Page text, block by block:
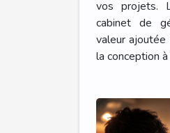
vos projets.
cabinet de
valeur ajoutée
la conception à